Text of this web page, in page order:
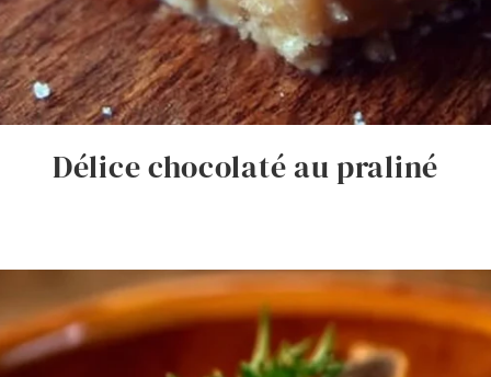
Délice chocolaté au praliné